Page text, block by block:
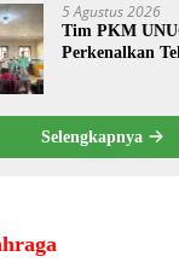
5 Agustus 2026
Tim PKM
Perkenalkan
kepada
Selengkapnya